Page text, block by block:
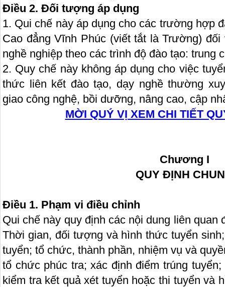
Điều 2. Đối tượng áp dụng
1. Qui chế này áp dụng cho các trường hợp
Cao đẳng Vĩnh Phúc (viết tắt là Trường)
nghề nghiệp theo các trình độ đào tạo: trung
2. Quy chế này không áp dụng cho việc
thức liên kết đào tạo, dạy nghề thường
giao công nghệ, bồi dưỡng, nâng cao, cập
MỜI QUÝ VỊ XEM CHI TIẾT
Chương I
QUY ĐỊNH
Điều 1. Phạm vi điều chỉnh
Qui chế này quy định các nội dung liên
Thời gian, đối tượng và hình thức tuyển
tuyển; tổ chức, thành phần, nhiệm vụ và
tổ chức phúc tra; xác định điểm trúng
kiểm tra kết quả xét tuyển hoặc thi tuyển và